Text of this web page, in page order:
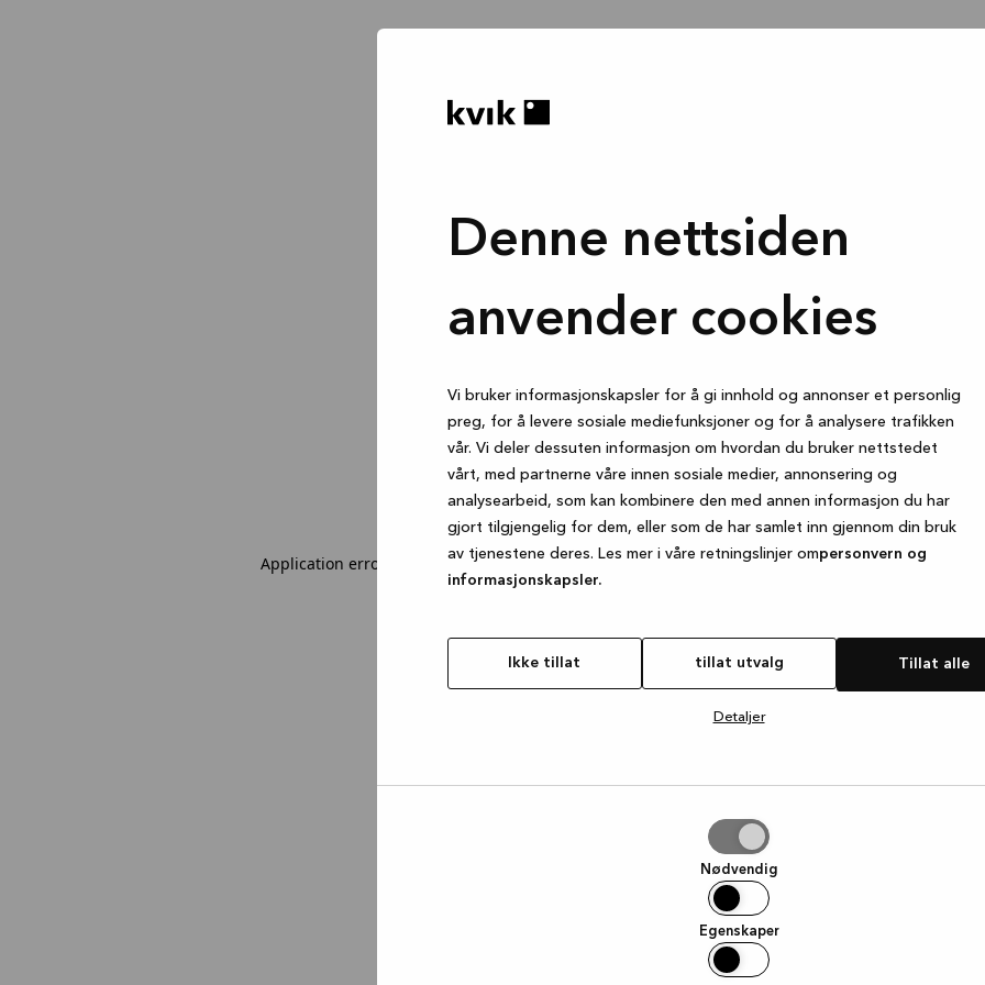
Denne nettsiden
anvender cookies
Vi bruker informasjonskapsler for å gi innhold og annonser et personlig
preg, for å levere sosiale mediefunksjoner og for å analysere trafikken
vår. Vi deler dessuten informasjon om hvordan du bruker nettstedet
vårt, med partnerne våre innen sosiale medier, annonsering og
analysearbeid, som kan kombinere den med annen informasjon du har
gjort tilgjengelig for dem, eller som de har samlet inn gjennom din bruk
av tjenestene deres. Les mer i våre retningslinjer ompersonvern og
informasjonskapsler.
Ikke tillat tillat utvalg Tillat alle
Detaljer
Nødvendig
Egenskaper
Application error: a client-side exception has occurred while loadingwww.kvik.no (see the